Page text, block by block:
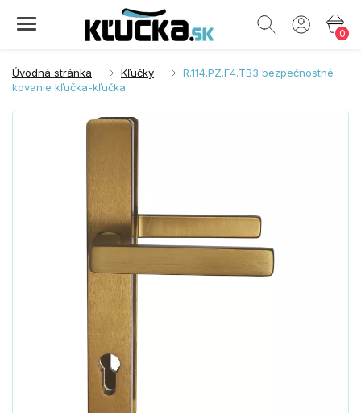
0
Úvodná stránka Kľučky
R.114.PZ.F4.TB3 bezpečnostné
kovanie kľučka-kľučka